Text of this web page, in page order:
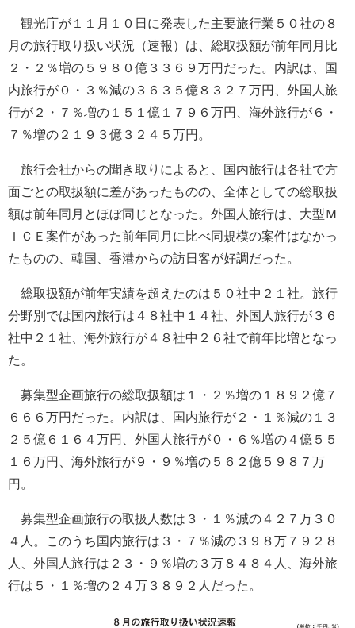
観光庁が１１月１０日に発表した主要旅行業５０社の８
月の旅行取り扱い状況（速報）は、総取扱額が前年同月比
２・２％増の５９８０億３３６９万円だった。内訳は、国
内旅行が０・３％減の３６３５億８３２７万円、外国人旅
行が２・７％増の１５１億１７９６万円、海外旅行が６・
７％増の２１９３億３２４５万円。
旅行会社からの聞き取りによると、国内旅行は各社で方
面ごとの取扱額に差があったものの、全体としての総取扱
額は前年同月とほぼ同じとなった。外国人旅行は、大型Ｍ
ＩＣＥ案件があった前年同月に比べ同規模の案件はなかっ
たものの、韓国、香港からの訪日客が好調だった。
総取扱額が前年実績を超えたのは５０社中２１社。旅行
分野別では国内旅行は４８社中１４社、外国人旅行が３６
社中２１社、海外旅行が４８社中２６社で前年比増となっ
た。
募集型企画旅行の総取扱額は１・２％増の１８９２億７
６６６万円だった。内訳は、国内旅行が２・１％減の１３
２５億６１６４万円、外国人旅行が０・６％増の４億５５
１６万円、海外旅行が９・９％増の５６２億５９８７万
円。
募集型企画旅行の取扱人数は３・１％減の４２７万３０
４人。このうち国内旅行は３・７％減の３９８万７９２８
人、外国人旅行は２３・９％増の３万８４８４人、海外旅
行は５・１％増の２４万３８９２人だった。